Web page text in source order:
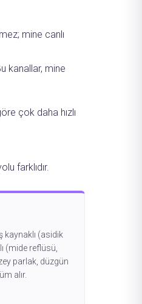
mine canlı
kanallar, mine
çok daha hızlı
farklıdır.
kaynaklı (asidik
(mide reflüsü,
parlak, düzgün
alır.